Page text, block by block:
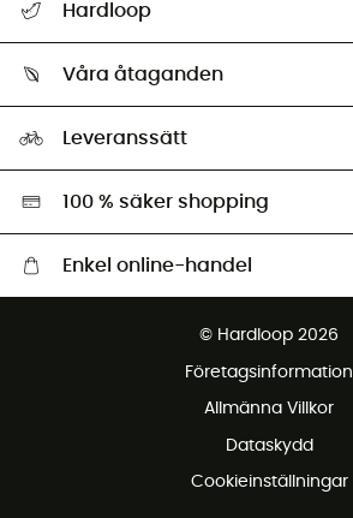
Retur & återbetalning
Hardloop
Ambassadörer
Våra åtaganden
Miljöanpassat urval
Leveranssätt
100 % säker shopping
Enkel online-handel
© Hardloop 2026
Företagsinformation
Allmänna Villkor
Dataskydd
Cookieinställningar